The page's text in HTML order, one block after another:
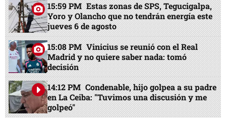
15:59 PM Estas zonas de SPS, Tegucigalpa,
Yoro y Olancho que no tendrán energía este
jueves 6 de agosto
15:08 PM Vinicius se reunió con el Real
Madrid y no quiere saber nada: tomó
decisión
14:12 PM Condenable, hijo golpea a su padre
en La Ceiba: "Tuvimos una discusión y me
golpeó"